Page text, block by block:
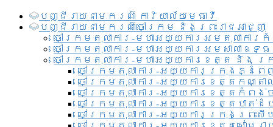
បញ្ជី​រាយ​នាមករណ៍ ការិយាល័យ​មេធាវី​
បញ្ជី​រាយ​នាមករណ៍​ចៅក្រម និងព្រះរាជអាជ្ញា
ចៅក្រមតុលាការ-មហាអយ្យការអមតុលាការ
ចៅក្រមតុលាការ-មហាអយ្យការអមសាលាឧទ្
ចៅក្រមតុលាការ-មហាអយ្យការខេត្ត និង ក្
ចៅក្រមតុលាការ-អយ្យការក្រុងភ្នំពេ
ចៅក្រមតុលាការ-អយ្យការខេត្តកណ្តា
ចៅក្រមតុលាការ-អយ្យការខេត្តកំពង់ច
ចៅក្រមតុលាការ-អយ្យការខេត្តបាត់ដំ
ចៅក្រមតុលាការ-អយ្យការ​ក្រុងព្រះសី